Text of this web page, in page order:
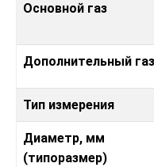
Основной газ
Дополнительный газ
Тип измерения
Диаметр, мм
(типоразмер)